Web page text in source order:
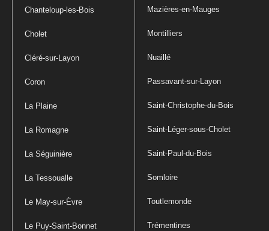
Chanteloup-les-Bois
Cholet
Cléré-sur-Layon
Coron
La Plaine
La Romagne
La Séguinière
La Tessoualle
Le May-sur-Èvre
Le Puy-Saint-Bonnet
Mazières-en-Mauges
Montilliers
Nuaillé
Passavant-sur-Layon
Saint-Christophe-du-Bois
Saint-Léger-sous-Cholet
Saint-Paul-du-Bois
Somloire
Toutlemonde
Trémentines